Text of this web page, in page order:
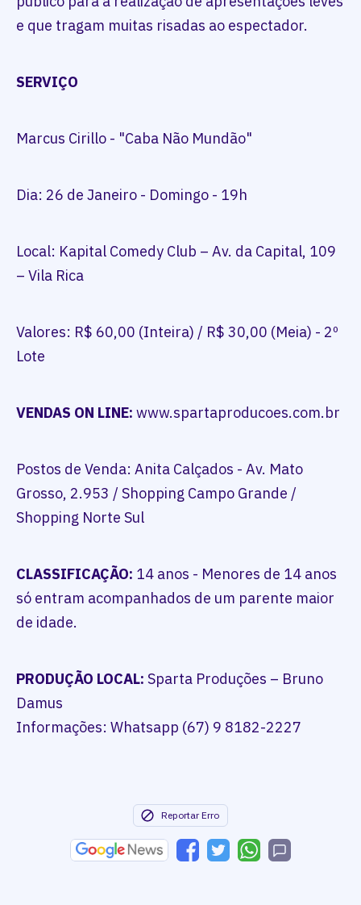
e que tragam muitas risadas ao espectador.
SERVIÇO
Marcus Cirillo - "Caba Não Mundão"
Dia: 26 de Janeiro - Domingo - 19h
Local: Kapital Comedy Club – Av. da Capital, 109
– Vila Rica
Valores: R$ 60,00 (Inteira) / R$ 30,00 (Meia) - 2º
Lote
VENDAS ON LINE: www.spartaproducoes.com.br
Postos de Venda: Anita Calçados - Av. Mato
Grosso, 2.953 / Shopping Campo Grande /
Shopping Norte Sul
CLASSIFICAÇÃO: 14 anos - Menores de 14 anos
só entram acompanhados de um parente maior
de idade.
PRODUÇÃO LOCAL: Sparta Produções – Bruno
Damus
Informações: Whatsapp (67) 9 8182-2227
Reportar Erro